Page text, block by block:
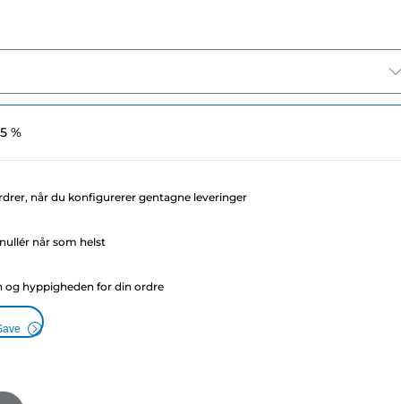
%
når du konfigurerer gentagne leveringer
når som helst
hyppigheden for din ordre